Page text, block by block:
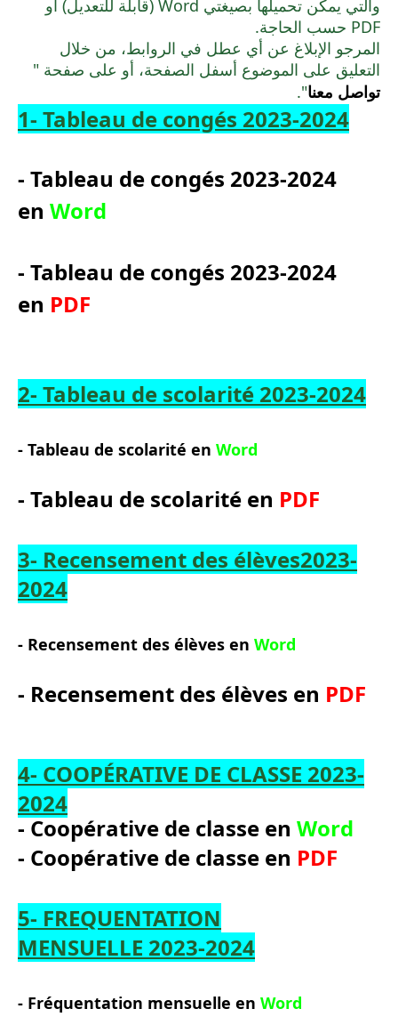
والتي يمكن تحميلها بصيغتي Word (قابلة للتعديل) أو
PDF حسب الحاجة.
المرجو الإبلاغ عن أي عطل في الروابط، من خلال
التعليق على الموضوع أسفل الصفحة، أو على صفحة "
تواصل معنا".
1- Tableau de congés 2023-2024
- Tableau de congés 2023-2024
en Word
- Tableau de congés 2023-2024
en PDF
2- Tableau de scolarité 2023-2024
- Tableau de scolarité en Word
- Tableau de scolarité en PDF
3- Recensement des élèves2023-
2024
- Recensement des élèves en Word
- Recensement des élèves en PDF
4- COOPÉRATIVE DE CLASSE 2023-
2024
-Coopérative de classe en Word
- Coopérative de classe en PDF
5- FREQUENTATION
MENSUELLE 2023-2024
- Fréquentation mensuelle en Word